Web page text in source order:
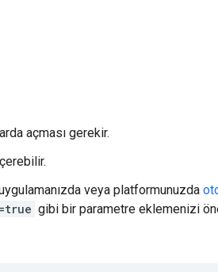
açması gerekir.
veya platformunuzda
gibi bir parametre eklemenizi